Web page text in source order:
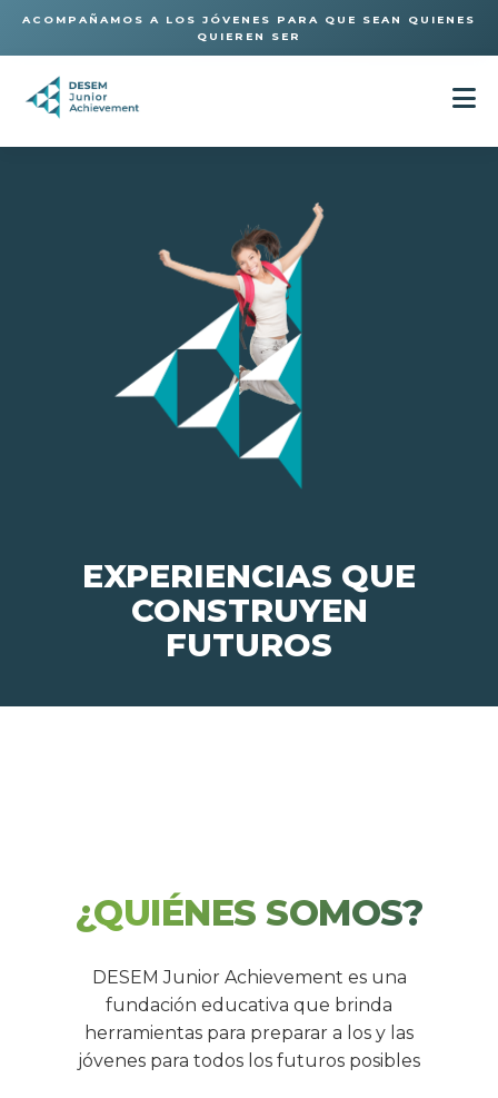
ACOMPAÑAMOS A LOS JÓVENES PARA QUE SEAN QUIENES
QUIEREN SER
EXPERIENCIAS QUE
CONSTRUYEN
FUTUROS
¿QUIÉNES SOMOS?
DESEM Junior Achievement es una
fundación educativa que brinda
herramientas para preparar a los y las
jóvenes para todos los futuros posibles